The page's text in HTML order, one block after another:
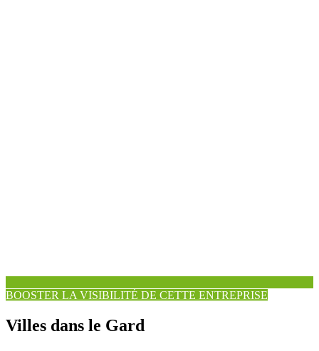
BOOSTER LA VISIBILITÉ DE CETTE ENTREPRISE
Villes dans le Gard